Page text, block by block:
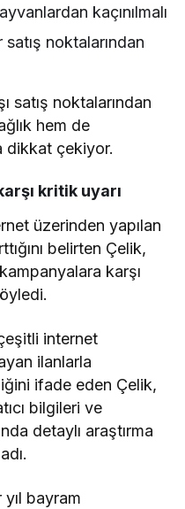
kaçınılmalı
noktalarından
satış noktalarından
hem de
dikkat çekiyor.
kritik uyarı
üzerinden yapılan
belirten Çelik,
karşı
internet
ilanlarla
ifade eden Çelik,
bilgileri ve
detaylı araştırma
yıl bayram